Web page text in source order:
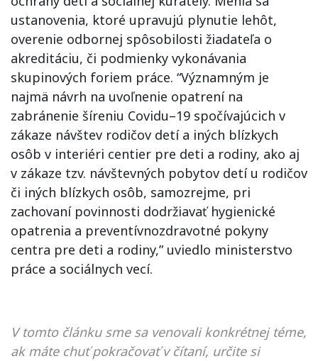
ustanovenia, ktoré upravujú plynutie lehôt,
overenie odbornej spôsobilosti žiadateľa o
akreditáciu, či podmienky vykonávania
skupinových foriem práce. “Významným je
najmä návrh na uvoľnenie opatrení na
zabránenie šíreniu Covidu–19 spočívajúcich v
zákaze návštev rodičov detí a iných blízkych
osôb v interiéri centier pre deti a rodiny, ako aj
v zákaze tzv. návštevných pobytov detí u rodičov
či iných blízkych osôb, samozrejme, pri
zachovaní povinnosti dodržiavať hygienické
opatrenia a preventívnozdravotné pokyny
centra pre deti a rodiny,” uviedlo ministerstvo
práce a sociálnych vecí.
V tomto článku sme sa venovali konkrétnej téme,
ak máte chuť pokračovať v čítaní, určite si